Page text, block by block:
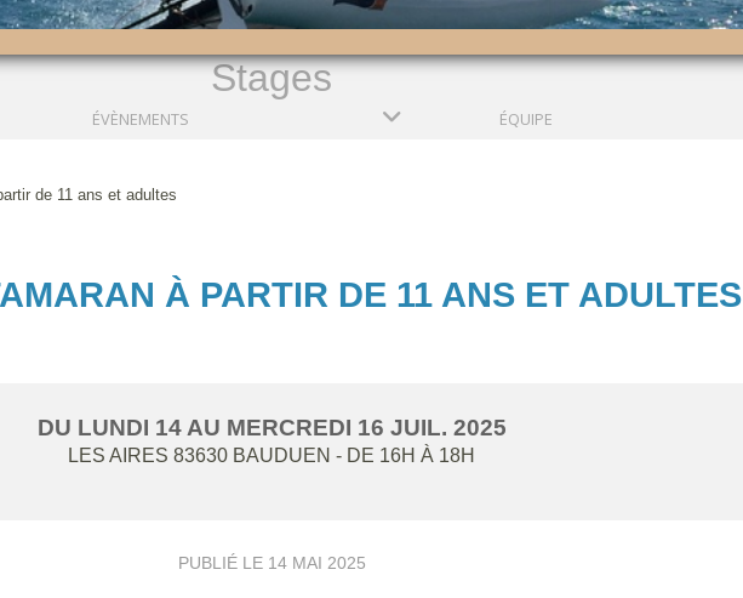
Stages
ÉVÈNEMENTS ÉQUIPE
de 11 ans et adultes
À PARTIR DE 11 ANS ET ADULTES
DU LUNDI 14AU MERCREDI 16 JUIL. 2025
LES AIRES 83630 BAUDUEN - DE 16H À 18H
PUBLIÉ LE 14 MAI 2025